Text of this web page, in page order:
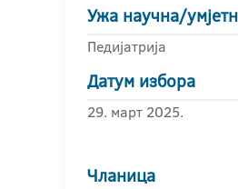
Ужа научна/
Педијатрија
Датум избора
29. март 2025.
Чланица